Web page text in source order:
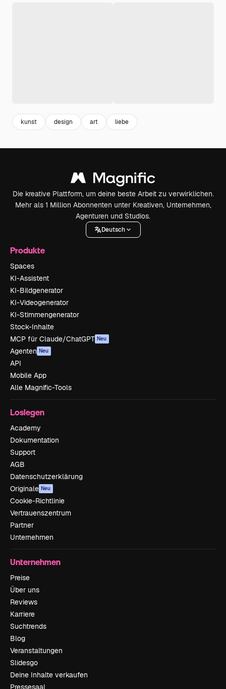
kunst design art liebe
Die kreative Plattform, um deine beste Arbeit zu verwirklichen.
Mehr als 1 Million Abonnenten unter Kreativen, Unternehmen,
Agenturen und Studios.
Deutsch
Produkte
Spaces
KI-Assistent
KI-Bildgenerator
KI-Videogenerator
KI-Stimmengenerator
Stock-Inhalte
MCP für Claude/ChatGPT Neu
Agenten Neu
API
Mobile App
Alle Magnific-Tools
Loslegen
Academy
Dokumentation
Support
AGB
Datenschutzerklärung
Originale Neu
Cookie-Richtlinie
Vertrauenszentrum
Partner
Unternehmen
Unternehmen
Preise
Über uns
Reviews
Karriere
Suchtrends
Blog
Veranstaltungen
Slidesgo
Deine Inhalte verkaufen
Pressesaal